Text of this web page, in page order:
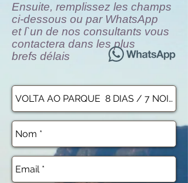
Ensuite, remplissez les champs
ci-dessous ou par WhatsApp
et l`un de nos consultants vous
contactera dans les plus
brefs délais